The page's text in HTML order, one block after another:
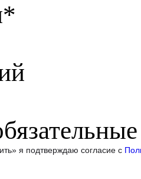
я подтверждаю согласие с